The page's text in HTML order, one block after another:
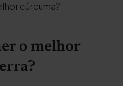
cúrcuma?
o melhor